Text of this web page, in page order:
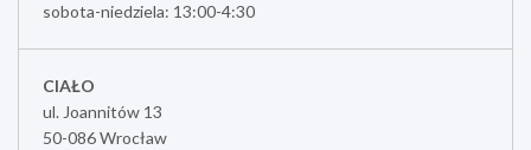
sobota-niedziela: 13:00-4:30
CIAŁO
ul. Joannitów 13
50-086 Wrocław